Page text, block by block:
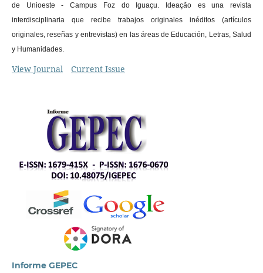
de Unioeste - Campus Foz do Iguaçu. Ideação es una revista
interdisciplinaria que recibe trabajos originales inéditos (artículos
originales, reseñas y entrevistas) en las áreas de Educación, Letras, Salud
y Humanidades.
View Journal Current Issue
Informe GEPEC